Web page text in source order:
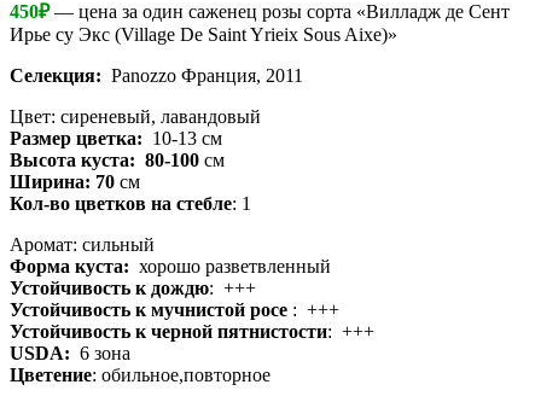
450₽— цена за один саженец розы сорта «Вилладж де Сент
Ирье су Экс (Village De Saint Yrieix Sous Aixe)»
Селекция: Panozzo Франция, 2011
Цвет: сиреневый, лавандовый
Размер цветка: 10-13 см
Высота куста: 80-100 см
Ширина: 70 см
Кол-во цветков на стебле: 1
Аромат: сильный
Форма куста: хорошо разветвленный
Устойчивость к дождю: +++
Устойчивость к мучнистой росе : +++
Устойчивость к черной пятнистости: +++
USDA: 6 зона
Цветение: обильное,повторное